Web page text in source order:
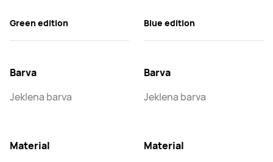
Green edition
Barva
Jeklena barva
Material
Blue edition
Barva
Jeklena barva
Material